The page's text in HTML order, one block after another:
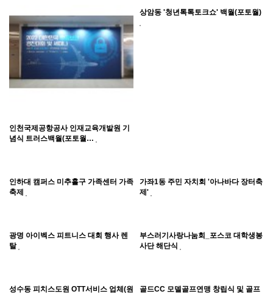
인천국제공항공사 인재교육개발원 기
념식 트러스백월(포토월…
상암동 '청년톡톡토크쇼' 백월(포토월)
인하대 캠퍼스 미추홀구 가족센터 가족
축제
가좌1동 주민 자치회 '아나바다 장터축
제'
광명 아이벡스 피트니스 대회 행사 렌
탈
부스러기사랑나눔회_포스코 대학생봉
사단 해단식
성수동 피치스도원 OTT서비스 업체(원
골드CC 모델골프연맹 창립식 및 골프